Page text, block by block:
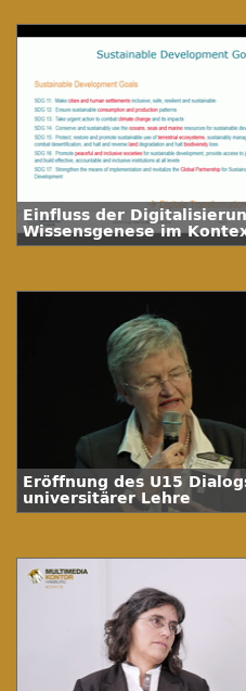
Einfluss der
Wissensgenese im
nachhaltig-gerechten
Eröffnung des U15
universitärer Lehre